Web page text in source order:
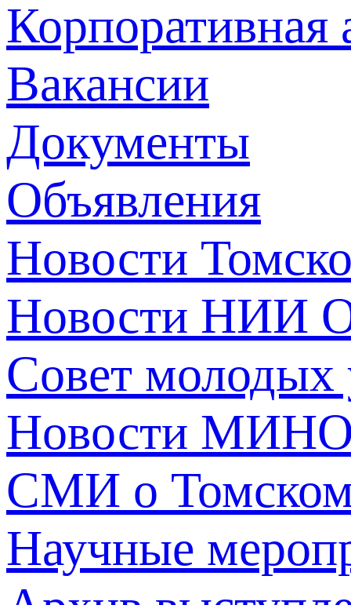
Корпоративная
Вакансии
Документы
Объявления
Новости
Новости НИИ
Совет молодых
Новости
СМИ о
Научные